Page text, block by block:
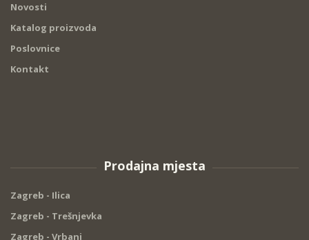
Novosti
Katalog proizvoda
Poslovnice
Kontakt
Prodajna mjesta
Zagreb - Ilica
Zagreb - Trešnjevka
Zagreb - Vrbani